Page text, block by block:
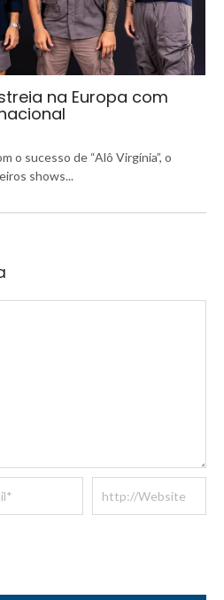
na Europa com
o sucesso de “Alô Virgínia”, o
shows...